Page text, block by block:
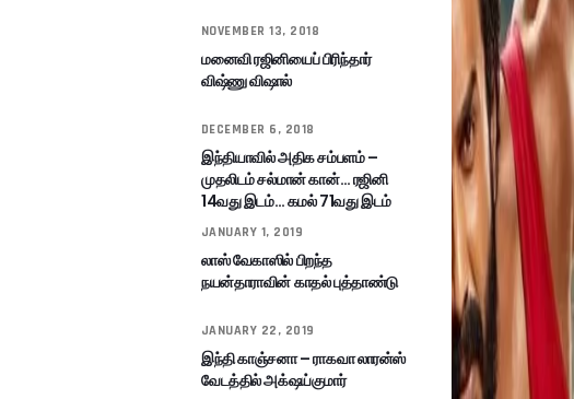
NOVEMBER 13, 2018
மனைவி ரஜினியைப் பிரிந்தார்
விஷ்ணு விஷால்
DECEMBER 6, 2018
இந்தியாவில் அதிக சம்பளம் –
முதலிடம் சல்மான் கான்… ரஜினி
14வது இடம்… கமல் 71வது இடம்
JANUARY 1, 2019
லாஸ் வேகாஸில் பிறந்த
நயன்தாராவின் காதல் புத்தாண்டு
JANUARY 22, 2019
இந்தி காஞ்சனா – ராகவா லாரன்ஸ்
வேடத்தில் அக்‌ஷய்குமார்